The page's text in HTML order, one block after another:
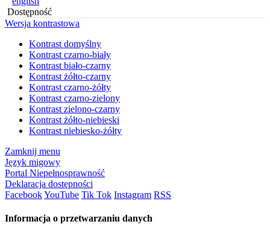
Dostępność
Wersja kontrastowa
Kontrast domyślny
Kontrast czarno-biały
Kontrast biało-czarny
Kontrast żółto-czarny
Kontrast czarno-żółty
Kontrast czarno-zielony
Kontrast zielono-czarny
Kontrast żółto-niebieski
Kontrast niebiesko-żółty
Zamknij menu
Język migowy
Portal Niepełnosprawność
Deklaracja dostępności
FacebookYouTube Tik Tok Instagram RSS
Informacja o przetwarzaniu danych